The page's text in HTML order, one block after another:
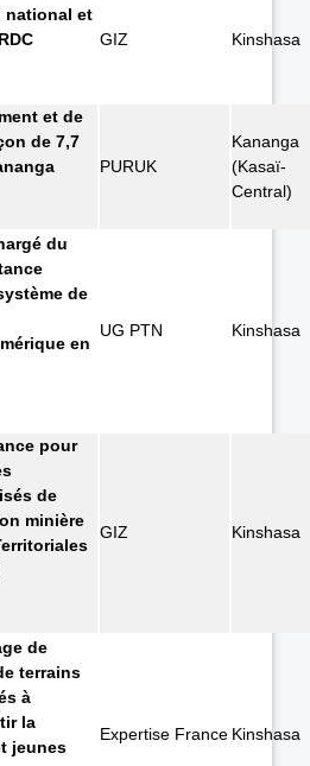
national et
GIZ Kinshasa
et de
de 7,7
PURUK
Kananga
(Kasaï-
Central)
du
de
en
UG PTN Kinshasa
pour
de
minière
GIZ Kinshasa
de
terrains
à
la
jeunes
Expertise France Kinshasa